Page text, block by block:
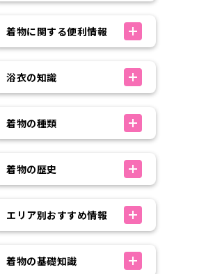
着物に関する便利情報
浴衣の知識
着物の種類
着物の歴史
エリア別おすすめ情報
着物の基礎知識